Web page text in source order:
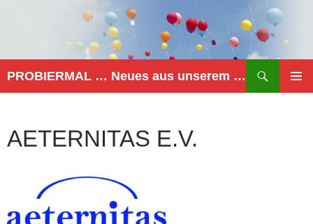
PROBIERMAL … Neues aus unserem Netzwerk
AETERNITAS E.V.